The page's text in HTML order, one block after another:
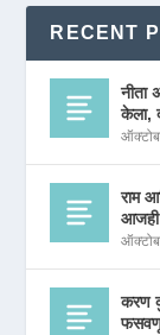
RECENT
नीता
केला,
राम
करण